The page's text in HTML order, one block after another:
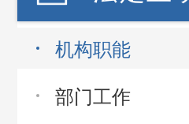
机构职能
部门工作